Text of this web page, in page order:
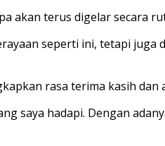
akan terus digelar secara
seperti ini, tetapi
rasa terima kasih dan
saya hadapi. Dengan